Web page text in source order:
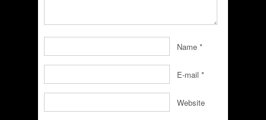
Name *
E-mail *
Website